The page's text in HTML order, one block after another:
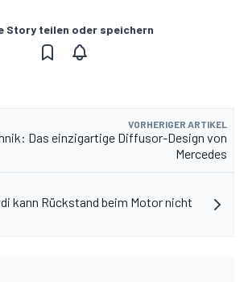
Story teilen oder speichern
VORHERIGER ARTIKEL
Das einzigartige Diffusor-Design von
Mercedes
kann Rückstand beim Motor nicht